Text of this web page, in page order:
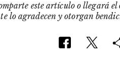
este artículo o llegará
lo agradecen y otorgan